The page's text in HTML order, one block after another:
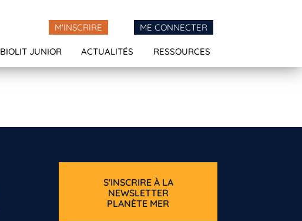
M'INSCRIRE ME CONNECTER
BIOLIT JUNIOR ACTUALITÉS RESSOURCES
S'INSCRIRE À LA
NEWSLETTER
PLANÈTE MER